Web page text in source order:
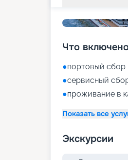
Что
●портовый сбор
●сервисный
●проживание в
Показать все
Экскурсии